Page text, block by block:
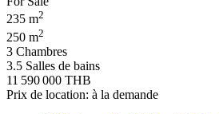
235 m2
250 m2
3 Chambres
3.5 Salles de bains
11 590 000 THB
Prix de location: à la demande